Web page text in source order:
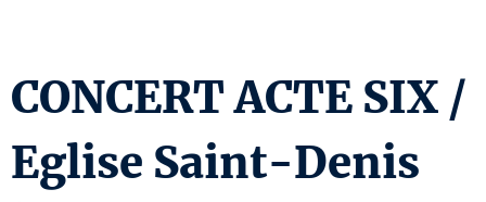
CONCERT ACTE SIX /
Eglise Saint-Denis